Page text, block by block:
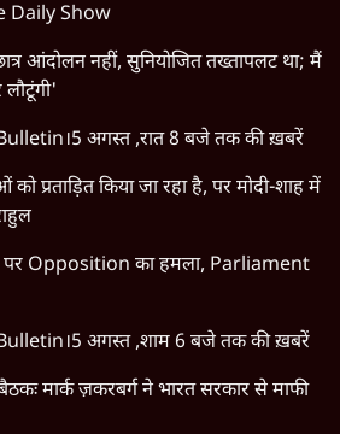
Daily Show
आंदोलन नहीं, सुनियोजित तख्तापलट था; मैं
अगस्त ,रात 8 बजे तक की ख़बरें
प्रताड़ित किया जा रहा है, पर मोदी-शाह में
Opposition का हमला, Parliament
अगस्त ,शाम 6 बजे तक की ख़बरें
मार्क ज़करबर्ग ने भारत सरकार से माफी